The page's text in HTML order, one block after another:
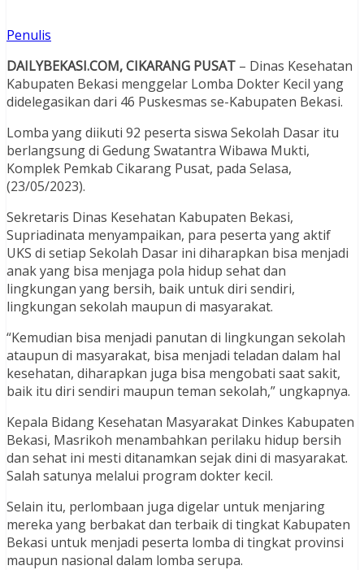
Penulis
DAILYBEKASI.COM, CIKARANG PUSAT – Dinas Kesehatan
Kabupaten Bekasi menggelar Lomba Dokter Kecil yang
didelegasikan dari 46 Puskesmas se-Kabupaten Bekasi.
Lomba yang diikuti 92 peserta siswa Sekolah Dasar itu
berlangsung di Gedung Swatantra Wibawa Mukti,
Komplek Pemkab Cikarang Pusat, pada Selasa,
(23/05/2023).
Sekretaris Dinas Kesehatan Kabupaten Bekasi,
Supriadinata menyampaikan, para peserta yang aktif
UKS di setiap Sekolah Dasar ini diharapkan bisa menjadi
anak yang bisa menjaga pola hidup sehat dan
lingkungan yang bersih, baik untuk diri sendiri,
lingkungan sekolah maupun di masyarakat.
“Kemudian bisa menjadi panutan di lingkungan sekolah
ataupun di masyarakat, bisa menjadi teladan dalam hal
kesehatan, diharapkan juga bisa mengobati saat sakit,
baik itu diri sendiri maupun teman sekolah,” ungkapnya.
Kepala Bidang Kesehatan Masyarakat Dinkes Kabupaten
Bekasi, Masrikoh menambahkan perilaku hidup bersih
dan sehat ini mesti ditanamkan sejak dini di masyarakat.
Salah satunya melalui program dokter kecil.
Selain itu, perlombaan juga digelar untuk menjaring
mereka yang berbakat dan terbaik di tingkat Kabupaten
Bekasi untuk menjadi peserta lomba di tingkat provinsi
maupun nasional dalam lomba serupa.